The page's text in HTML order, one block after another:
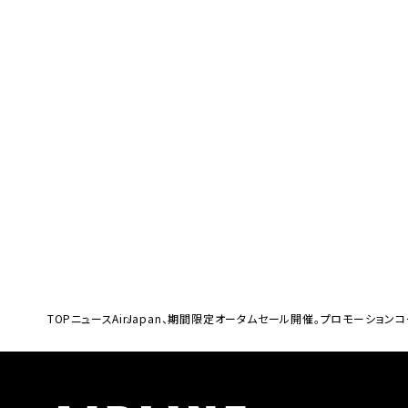
TOPニュースAirJapan、期間限定オータムセール開催。プロモーション